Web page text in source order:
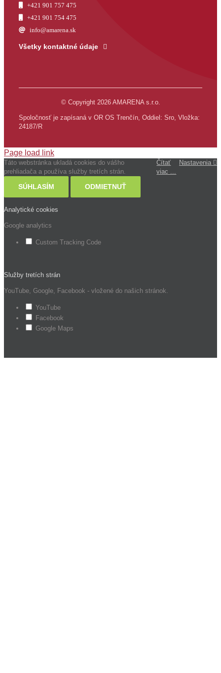
+421 901 757 475
+421 901 754 475
info@amarena.sk
Všetky kontaktné údaje
© Copyright 2026 AMARENA s.r.o.
Spoločnosť je zapísaná v OR OS Trenčín, Oddiel: Sro, Vložka:
24187/R
Page load link
Táto webstránka ukladá cookies do vášho
prehliadača a používa služby tretích strán.
Čítať
viac ...
Nastavenia
SÚHLASÍM ODMIETNUŤ
Analytické cookies
Google analytics
Custom Tracking Code
Služby tretích strán
YouTube, Google, Facebook - vložené do našich stránok.
YouTube
Facebook
Google Maps